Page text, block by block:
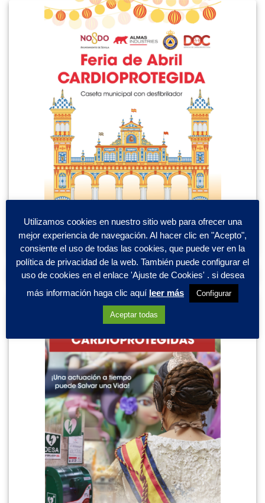
Utilizamos cookies en nuestro sitio web para ofrecer una
mejor experiencia de navegación. Al hacer clic en "Acepto",
consiente el uso de todas las cookies, que puede ver en la
política de privacidad de la web. También puede configurar el
uso de cookies en el enlace 'Ajuste de Cookies' . si desea
más información haga clic aquí leer más Configurar
Aceptar todas